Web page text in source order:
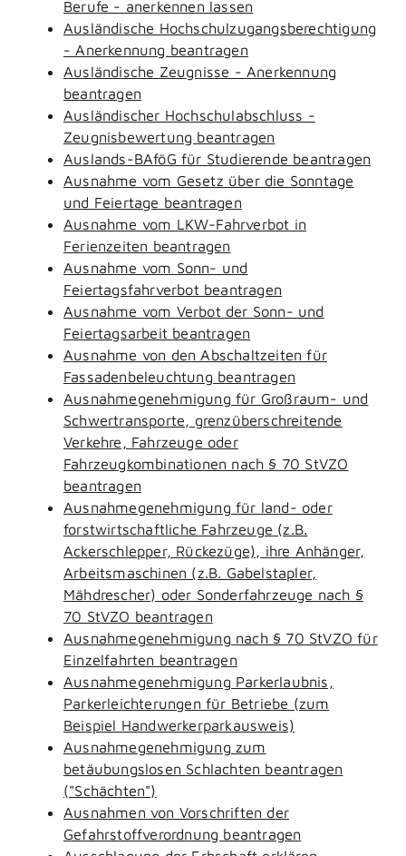
Berufe - anerkennen lassen
Ausländische Hochschulzugangsberechtigung
- Anerkennung beantragen
Ausländische Zeugnisse - Anerkennung
beantragen
Ausländischer Hochschulabschluss -
Zeugnisbewertung beantragen
Auslands-BAföG für Studierende beantragen
Ausnahme vom Gesetz über die Sonntage
und Feiertage beantragen
Ausnahme vom LKW-Fahrverbot in
Ferienzeiten beantragen
Ausnahme vom Sonn- und
Feiertagsfahrverbot beantragen
Ausnahme vom Verbot der Sonn- und
Feiertagsarbeit beantragen
Ausnahme von den Abschaltzeiten für
Fassadenbeleuchtung beantragen
Ausnahmegenehmigung für Großraum- und
Schwertransporte, grenzüberschreitende
Verkehre, Fahrzeuge oder
Fahrzeugkombinationen nach § 70 StVZO
beantragen
Ausnahmegenehmigung für land- oder
forstwirtschaftliche Fahrzeuge (z.B.
Ackerschlepper, Rückezüge), ihre Anhänger,
Arbeitsmaschinen (z.B. Gabelstapler,
Mähdrescher) oder Sonderfahrzeuge nach §
70 StVZO beantragen
Ausnahmegenehmigung nach § 70 StVZO für
Einzelfahrten beantragen
Ausnahmegenehmigung Parkerlaubnis,
Parkerleichterungen für Betriebe (zum
Beispiel Handwerkerparkausweis)
Ausnahmegenehmigung zum
betäubungslosen Schlachten beantragen
("Schächten")
Ausnahmen von Vorschriften der
Gefahrstoffverordnung beantragen